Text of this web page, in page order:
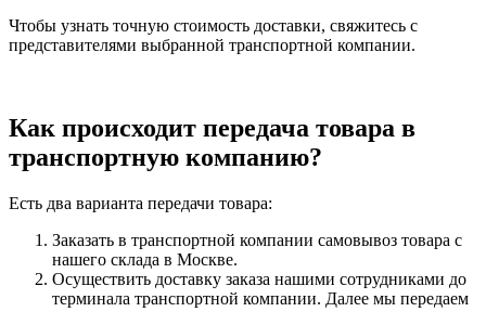
Чтобы узнать точную стоимость доставки, свяжитесь с
представителями выбранной транспортной компании.
Как происходит передача товара в
транспортную компанию?
Есть два варианта передачи товара:
Заказать в транспортной компании самовывоз товара с
нашего склада в Москве.
Осуществить доставку заказа нашими сотрудниками до
терминала транспортной компании. Далее мы передаем